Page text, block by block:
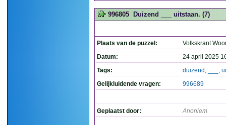
996805 Duizend ___ uitstaan. (7)
Plaats van de puzzel:
Volkskrant
Datum:
24 april 2025
Tags:
duizend , ,
Gelijkluidende vragen:
996689
Geplaatst door: Anoniem